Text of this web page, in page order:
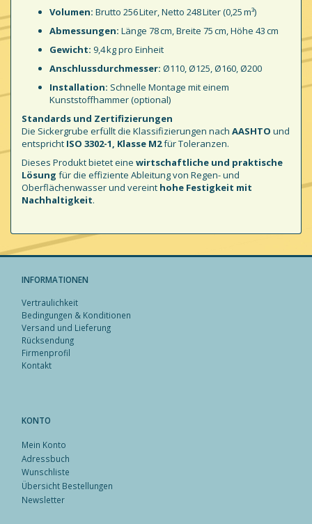
Volumen: Brutto 256 Liter, Netto 248 Liter (0,25 m³)
Abmessungen: Länge 78 cm, Breite 75 cm, Höhe 43 cm
Gewicht: 9,4 kg pro Einheit
Anschlussdurchmesser: Ø110, Ø125, Ø160, Ø200
Installation: Schnelle Montage mit einem
Kunststoffhammer (optional)
Standards und Zertifizierungen
Die Sickergrube erfüllt die Klassifizierungen nach AASHTO und
entspricht ISO 3302-1, Klasse M2für Toleranzen.
Dieses Produkt bietet eine wirtschaftliche und praktische
Lösung für die effiziente Ableitung von Regen- und
Oberflächenwasser und vereint hohe Festigkeit mit
Nachhaltigkeit.
INFORMATIONEN
Vertraulichkeit
Bedingungen & Konditionen
Versand und Lieferung
Rücksendung
Firmenprofil
Kontakt
KONTO
Mein Konto
Adressbuch
Wunschliste
Übersicht Bestellungen
Newsletter